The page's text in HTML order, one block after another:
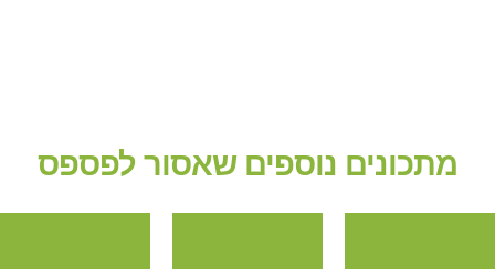
מתכונים נוספים שאסור לפספס